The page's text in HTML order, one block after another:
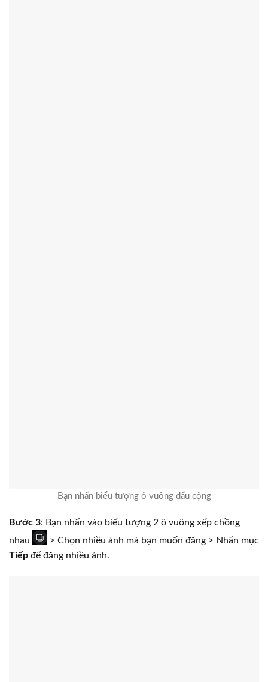
Bạn nhấn biểu tượng ô vuông dấu cộng
Bước 3: Bạn nhấn vào biểu tượng 2 ô vuông xếp chồng
nhau
> Chọn nhiều ảnh mà bạn muốn đăng > Nhấn mục
Tiếp để đăng nhiều ảnh.